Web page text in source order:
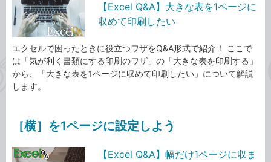
【Excel Q&A】大きな表を1ページに
収めて印刷したい
エクセルで困ったときに役立つワザをQ&A形式で紹介！ ここで
は「気が利く書類にする印刷のワザ」の「大きな表を印刷する」
から、「大きな表を1ページに収めて印刷したい」について解説
します。
［横］を1ページに設定しよう
【Excel Q&A】幅だけ1ページに収ま